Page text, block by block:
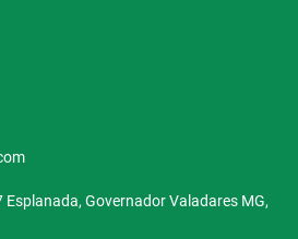
Esplanada, Governador Valadares MG,